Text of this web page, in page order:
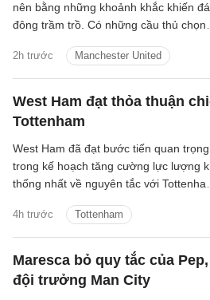
2h trước Manchester United
nên bằng những khoảnh khắc khiến
đông trầm trồ. Có những cầu thủ chọn
một pha xoay người đúng lúc, một
chuyền tưởng như giản đơn nhưng
cả khoảng trời phía trước. Youri
Tielemans là kiểu tiền vệ như thế.
West Ham đạt thỏa thuận
Tottenham
4h trước Tottenham
West Ham đã đạt bước tiến quan trọng
trong kế hoạch tăng cường lực lượng
thống nhất về nguyên tắc với
Maresca bỏ quy tắc của
đội trưởng Man City